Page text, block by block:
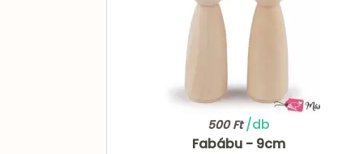
500 Ft/db
Fabábu - 9cm